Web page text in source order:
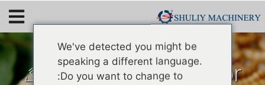
Tenebrio Molitor الگ
We've detected you might be
speaking a different language.
Do you want to change to: